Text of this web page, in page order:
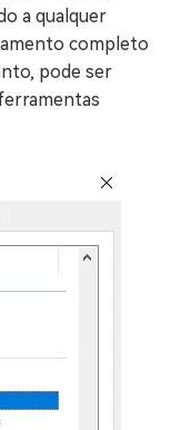
a qualquer
completo
pode ser